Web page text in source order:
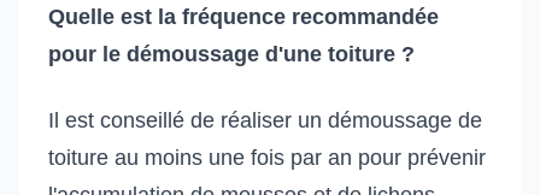
Quelle est la fréquence recommandée
pour le démoussage d'une toiture ?
Il est conseillé de réaliser un démoussage de
toiture au moins une fois par an pour prévenir